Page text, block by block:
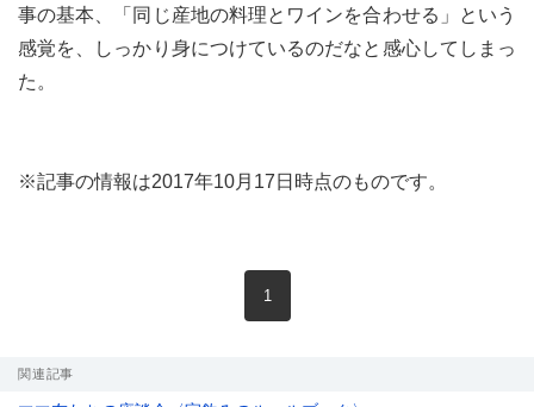
事の基本、「同じ産地の料理とワインを合わせる」という
感覚を、しっかり身につけているのだなと感心してしまっ
た。
※記事の情報は2017年10月17日時点のものです。
1
関連記事